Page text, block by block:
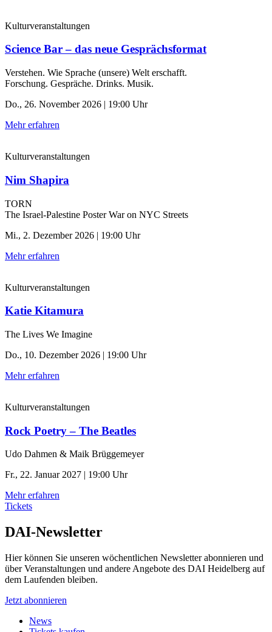
Kulturveranstaltungen
Science Bar – das neue Gesprächsformat
Verstehen. Wie Sprache (unsere) Welt erschafft.
Forschung. Gespräche. Drinks. Musik.
Do., 26. November 2026 | 19:00 Uhr
Mehr erfahren
Kulturveranstaltungen
Nim Shapira
TORN
The Israel-Palestine Poster War on NYC Streets
Mi., 2. Dezember 2026 | 19:00 Uhr
Mehr erfahren
Kulturveranstaltungen
Katie Kitamura
The Lives We Imagine
Do., 10. Dezember 2026 | 19:00 Uhr
Mehr erfahren
Kulturveranstaltungen
Rock Poetry – The Beatles
Udo Dahmen & Maik Brüggemeyer
Fr., 22. Januar 2027 | 19:00 Uhr
Mehr erfahren
Tickets
DAI-Newsletter
Hier können Sie unseren wöchentlichen Newsletter abonnieren und
über Veranstaltungen und andere Angebote des DAI Heidelberg auf
dem Laufenden bleiben.
Jetzt abonnieren
News